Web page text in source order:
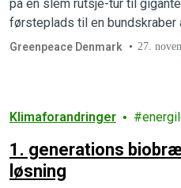
på en slem rutsje-tur til
førsteplads til en bundskraber
Greenpeace Denmark 27.
Klimaforandringer
1. generations
løsning